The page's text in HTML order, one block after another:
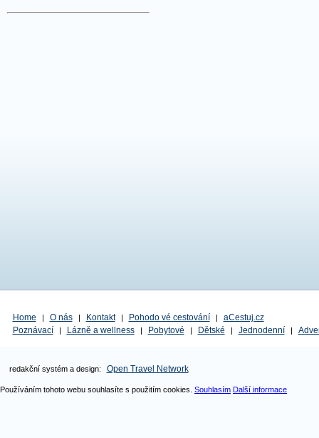
Home | O nás | Kontakt | Pohodo vé cestování |
aCestuj.cz
Poznávací
| Lázně a wellness | Pobytové | Dětské | Jednodenní |
redakční systém a design: Open Travel Network
Používáním tohoto webu souhlasíte s použitím cookies. Souhlasím Další informace